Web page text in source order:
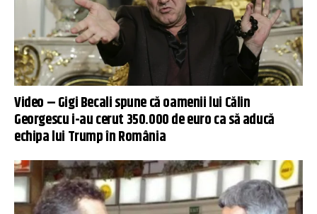
Video – Gigi Becali spune că oamenii lui Călin
Georgescu i-au cerut 350.000 de euro ca să aducă
echipa lui Trump în România